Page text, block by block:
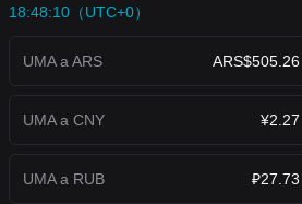
18:48:10（UTC+0）
UMA a ARS ARS$505.26
UMA a CNY ¥2.27
UMA a RUB ₽27.73